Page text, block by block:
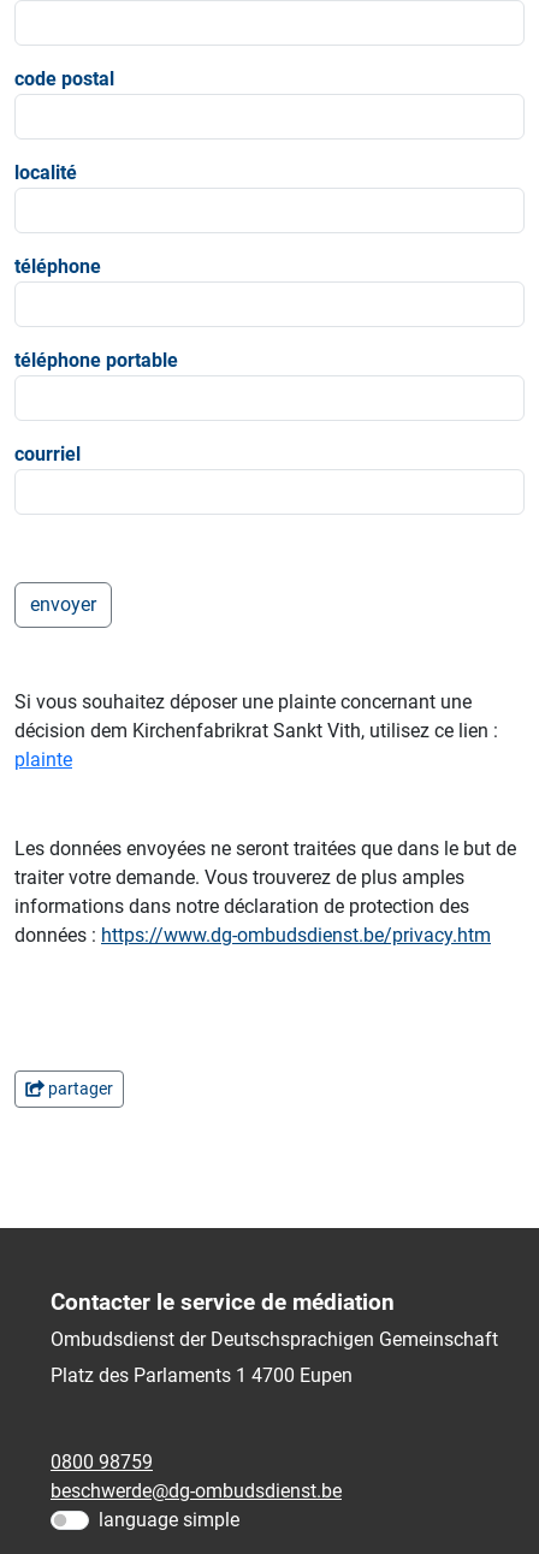
code postal
localité
téléphone
téléphone portable
courriel
Si vous souhaitez déposer une plainte concernant une
décision dem Kirchenfabrikrat Sankt Vith, utilisez ce lien :
plainte
Les données envoyées ne seront traitées que dans le but de
traiter votre demande. Vous trouverez de plus amples
informations dans notre déclaration de protection des
données : https://www.dg-ombudsdienst.be/privacy.htm
partager
Contacter le service de médiation
Ombudsdienst der Deutschsprachigen Gemeinschaft
Platz des Parlaments 1 4700 Eupen
0800 98759
beschwerde@dg-ombudsdienst.be
language simple